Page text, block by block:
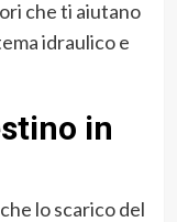
che ti aiutano
idraulico e
in
lo scarico del